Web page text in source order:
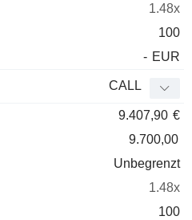
1.48x
100
- EUR
CALL
9.407,90 €
9.700,00
Unbegrenzt
1.48x
100